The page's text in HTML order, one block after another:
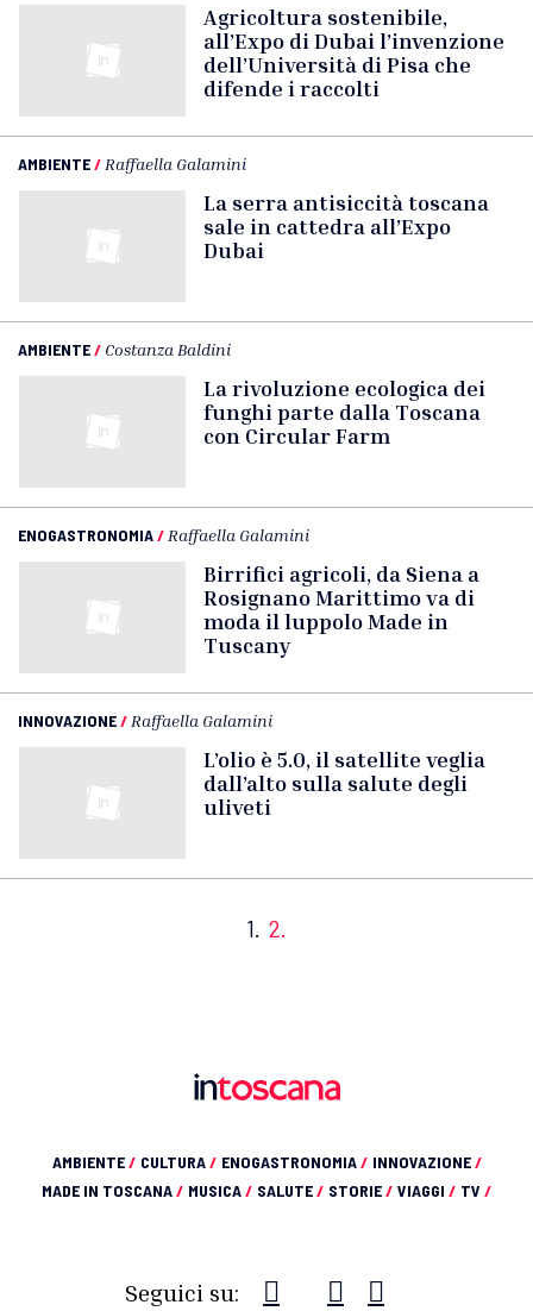
Agricoltura sostenibile,
all’Expo di Dubai l’invenzione
dell’Università di Pisa che
difende i raccolti
AMBIENTE/ Raffaella Galamini
La serra antisiccità toscana
sale in cattedra all’Expo
Dubai
AMBIENTE/ Costanza Baldini
La rivoluzione ecologica dei
funghi parte dalla Toscana
con Circular Farm
ENOGASTRONOMIA/ Raffaella Galamini
Birrifici agricoli, da Siena a
Rosignano Marittimo va di
moda il luppolo Made in
Tuscany
INNOVAZIONE/ Raffaella Galamini
L’olio è 5.0, il satellite veglia
dall’alto sulla salute degli
uliveti
1. 2.
AMBIENTE/ CULTURA/ ENOGASTRONOMIA/ INNOVAZIONE/
MADE IN TOSCANA/ MUSICA/ SALUTE/ STORIE/ VIAGGI / TV /
Seguici su: